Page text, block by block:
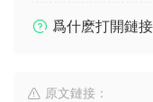
爲什麽打開鏈
原文鏈接：